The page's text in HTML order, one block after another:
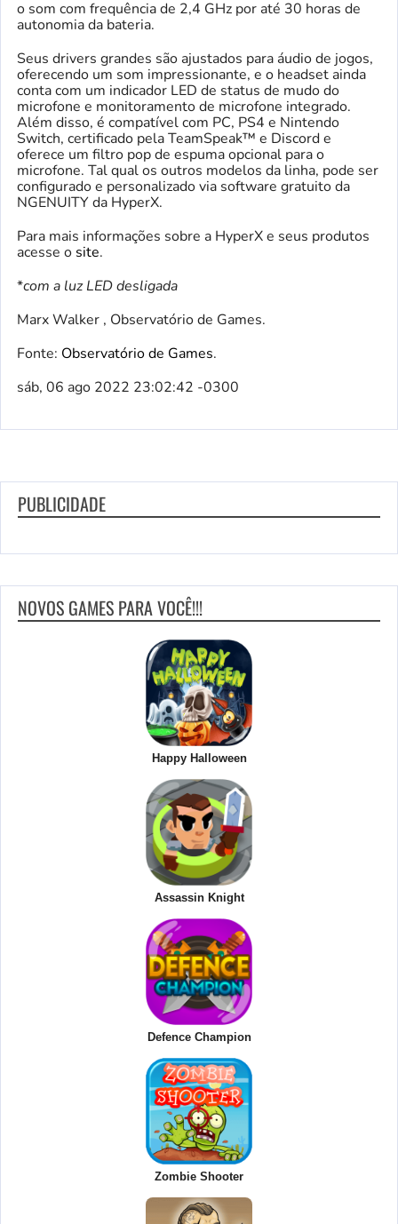
o som com frequência de 2,4 GHz por até 30 horas de
autonomia da bateria.
Seus drivers grandes são ajustados para áudio de jogos,
oferecendo um som impressionante, e o headset ainda
conta com um indicador LED de status de mudo do
microfone e monitoramento de microfone integrado.
Além disso, é compatível com PC, PS4 e Nintendo
Switch, certificado pela TeamSpeak™ e Discord e
oferece um filtro pop de espuma opcional para o
microfone. Tal qual os outros modelos da linha, pode ser
configurado e personalizado via software gratuito da
NGENUITY da HyperX.
Para mais informações sobre a HyperX e seus produtos
acesse o site.
*com a luz LED desligada
Marx Walker , Observatório de Games.
Fonte: Observatório de Games.
sáb, 06 ago 2022 23:02:42 -0300
PUBLICIDADE
NOVOS GAMES PARA VOCÊ!!!
Happy Halloween
Assassin Knight
Defence Champion
Zombie Shooter